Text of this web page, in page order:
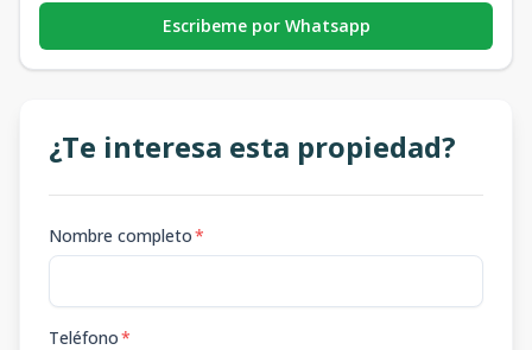
Escribeme por Whatsapp
¿Te interesa esta propiedad?
Nombre completo*
Teléfono*